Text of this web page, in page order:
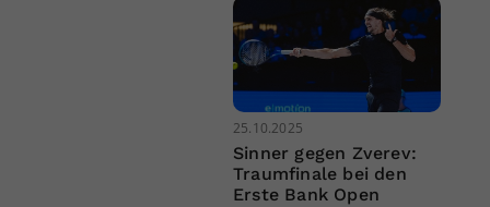
25.10.2025
Sinner gegen Zverev:
Traumfinale bei den
Erste Bank Open